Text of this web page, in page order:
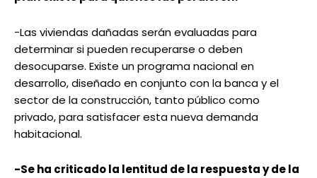
-Las viviendas dañadas serán evaluadas para
determinar si pueden recuperarse o deben
desocuparse. Existe un programa nacional en
desarrollo, diseñado en conjunto con la banca y el
sector de la construcción, tanto público como
privado, para satisfacer esta nueva demanda
habitacional.
-Se ha criticado la lentitud de la respuesta y de la